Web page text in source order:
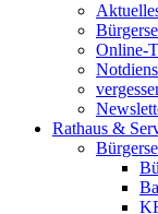
Online-
Rathaus &